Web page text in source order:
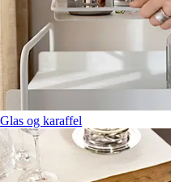
Glas og karaffel